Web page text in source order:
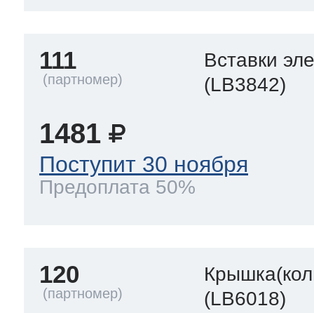
111
Вставки
(LB3842)
1481
Поступит 30 ноября
Предоплата 50%
120
(LB6018)